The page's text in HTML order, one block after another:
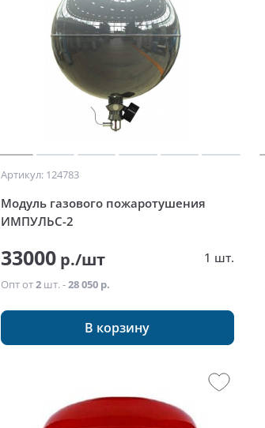
Артикул: 124783
Модуль газового пожаротушения
ИМПУЛЬС-2
33000 р./шт 1 шт.
Опт от2 шт. -28 050 р.
В корзину